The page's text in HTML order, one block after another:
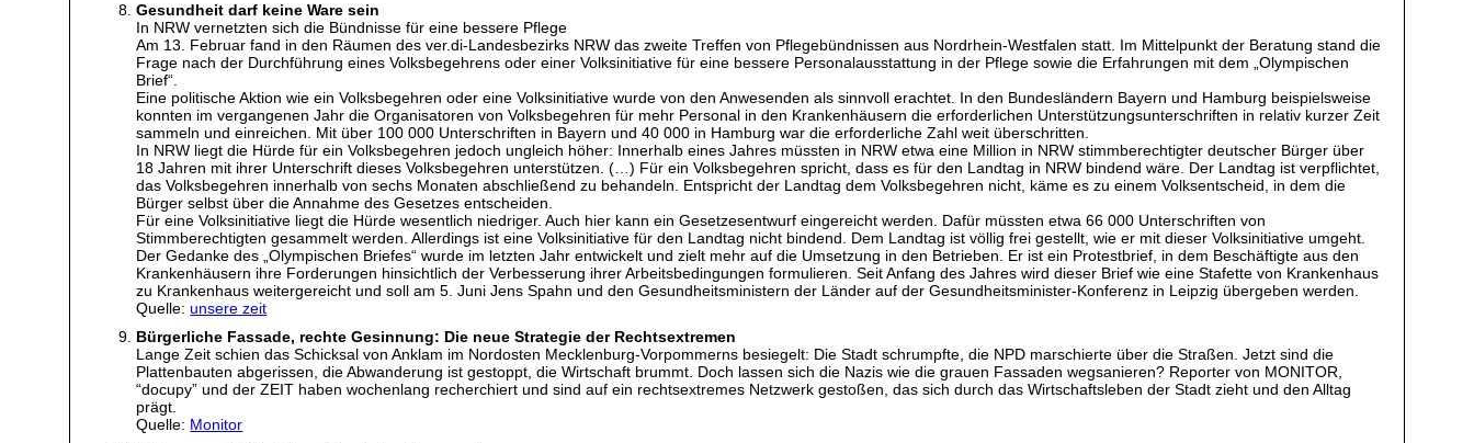
Gesundheit darf keine Ware sein
In NRW vernetzten sich die Bündnisse für eine bessere Pflege
Am 13. Februar fand in den Räumen des ver.di-Landesbezirks NRW das zweite Treffen von Pflegebündnissen aus Nordrhein-Westfalen statt. Im Mittelpunkt der Beratung stand die
Frage nach der Durchführung eines Volksbegehrens oder einer Volksinitiative für eine bessere Personalausstattung in der Pflege sowie die Erfahrungen mit dem „Olympischen
Brief“.
Eine politische Aktion wie ein Volksbegehren oder eine Volksinitiative wurde von den Anwesenden als sinnvoll erachtet. In den Bundesländern Bayern und Hamburg beispielsweise
konnten im vergangenen Jahr die Organisatoren von Volksbegehren für mehr Personal in den Krankenhäusern die erforderlichen Unterstützungsunterschriften in relativ kurzer Zeit
sammeln und einreichen. Mit über 100 000 Unterschriften in Bayern und 40 000 in Hamburg war die erforderliche Zahl weit überschritten.
In NRW liegt die Hürde für ein Volksbegehren jedoch ungleich höher: Innerhalb eines Jahres müssten in NRW etwa eine Million in NRW stimmberechtigter deutscher Bürger über
18 Jahren mit ihrer Unterschrift dieses Volksbegehren unterstützen. (…) Für ein Volksbegehren spricht, dass es für den Landtag in NRW bindend wäre. Der Landtag ist verpflichtet,
das Volksbegehren innerhalb von sechs Monaten abschließend zu behandeln. Entspricht der Landtag dem Volksbegehren nicht, käme es zu einem Volksentscheid, in dem die
Bürger selbst über die Annahme des Gesetzes entscheiden.
Für eine Volksinitiative liegt die Hürde wesentlich niedriger. Auch hier kann ein Gesetzesentwurf eingereicht werden. Dafür müssten etwa 66 000 Unterschriften von
Stimmberechtigten gesammelt werden. Allerdings ist eine Volksinitiative für den Landtag nicht bindend. Dem Landtag ist völlig frei gestellt, wie er mit dieser Volksinitiative umgeht.
Der Gedanke des „Olympischen Briefes“ wurde im letzten Jahr entwickelt und zielt mehr auf die Umsetzung in den Betrieben. Er ist ein Protestbrief, in dem Beschäftigte aus den
Krankenhäusern ihre Forderungen hinsichtlich der Verbesserung ihrer Arbeitsbedingungen formulieren. Seit Anfang des Jahres wird dieser Brief wie eine Stafette von Krankenhaus
zu Krankenhaus weitergereicht und soll am 5. Juni Jens Spahn und den Gesundheitsministern der Länder auf der Gesundheitsminister-Konferenz in Leipzig übergeben werden.
Quelle:unsere zeit
Bürgerliche Fassade, rechte Gesinnung: Die neue Strategie der Rechtsextremen
Lange Zeit schien das Schicksal von Anklam im Nordosten Mecklenburg-Vorpommerns besiegelt: Die Stadt schrumpfte, die NPD marschierte über die Straßen. Jetzt sind die
Plattenbauten abgerissen, die Abwanderung ist gestoppt, die Wirtschaft brummt. Doch lassen sich die Nazis wie die grauen Fassaden wegsanieren? Reporter von MONITOR,
“docupy” und der ZEIT haben wochenlang recherchiert und sind auf ein rechtsextremes Netzwerk gestoßen, das sich durch das Wirtschaftsleben der Stadt zieht und den Alltag
prägt.
Quelle: Monitor